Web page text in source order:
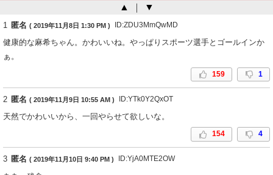
▲ ｜ ▼
1 匿名 ( 2019年11月8日 1:30 PM ) ID:ZDU3MmQwMD
健康的な麻希ちゃん。かわいいね。やっぱりスポーツ選手とゴールインか
ぁ。
159 1
2 匿名 ( 2019年11月9日 10:55 AM ) ID:YTk0Y2QxOT
天然でかわいいから、一回やらせて欲しいな。
154 4
3 匿名 ( 2019年11月10日 9:40 PM ) ID:YjA0MTE2OW